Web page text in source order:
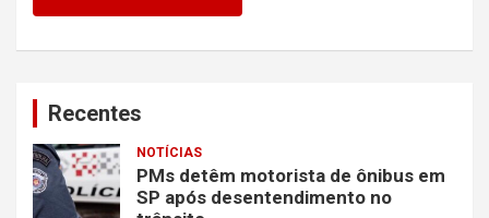
Recentes
NOTÍCIAS
PMs detêm motorista de ônibus em
SP após desentendimento no